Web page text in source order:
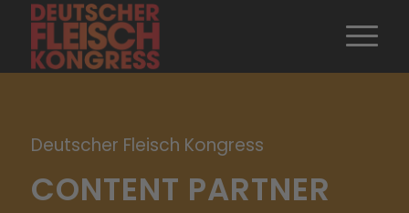
Deutscher Fleisch Kongress
CONTENT PARTNER